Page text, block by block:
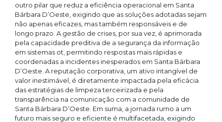
outro pilar que reduz a eficiência operacional em Santa
Bárbara D’Oeste, exigindo que as soluções adotadas sejam
não apenas eficazes, mas também responsáveis e de
longo prazo. A gestão de crises, por sua vez, é aprimorada
pela capacidade preditiva de a segurança da informação
em sistemas ot, permitindo respostas mais rápidas e
coordenadas a incidentes inesperados em Santa Bárbara
D’Oeste. A reputação corporativa, um ativo intangível de
valor inestimável, é diretamente impactada pela eficácia
das estratégias de limpeza terceirizada e pela
transparência na comunicação com a comunidade de
Santa Bárbara D’Oeste. Em suma, a jornada rumo a um
futuro mais seguro e eficiente é multifacetada, exigindo